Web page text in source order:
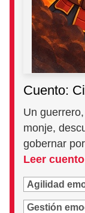
Cuento:
Un
monje,
gobernar
Leer cuento
Agilidad
Gestión